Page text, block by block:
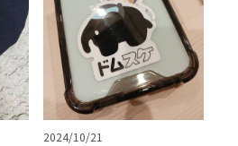
2024/10/21